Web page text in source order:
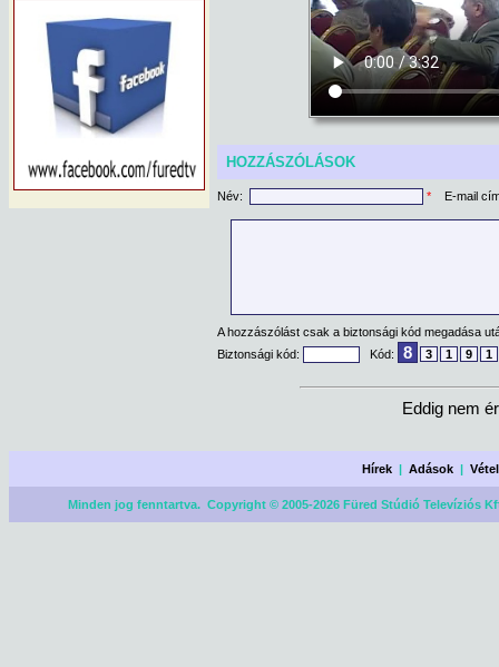
HOZZÁSZÓLÁSOK
Név: * E-mail
A hozzászólást csak a biztonsági kód megadása
Biztonsági kód:
Kód: 8 3 1 9 1
Eddig nem
Hírek |Adások |
Minden jog fenntartva. Copyright © 2005-2026 Füred Stúdió Televíziós